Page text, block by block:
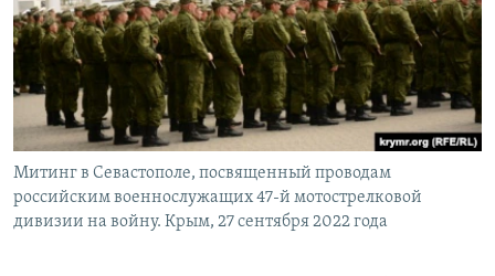
Митинг в Севастополе, посвященный проводам
российским военнослужащих 47-й мотострелковой
дивизии на войну. Крым, 27 сентября 2022 года